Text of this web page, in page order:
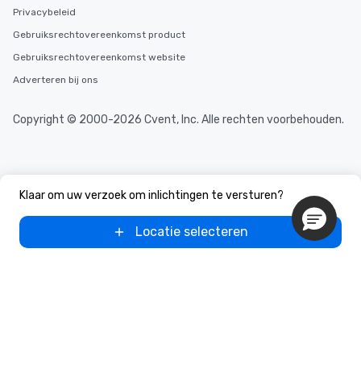
Klaar om uw verzoek om inlichtingen te versturen?
Locatie selecteren
Privacybeleid
Gebruiksrechtovereenkomst product
Gebruiksrechtovereenkomst website
Adverteren bij ons
Copyright © 2000-2026 Cvent, Inc. Alle rechten voorbehouden.